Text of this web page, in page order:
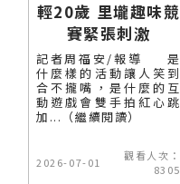
輕20歲 里壠趣味競
賽緊張刺激
記者周福安/報導 是
什麼樣的活動讓人笑到
合不攏嘴，是什麼的互
動遊戲會雙手拍紅心跳
加...（繼續閱讀）
2026-07-01
觀看人次：
8305